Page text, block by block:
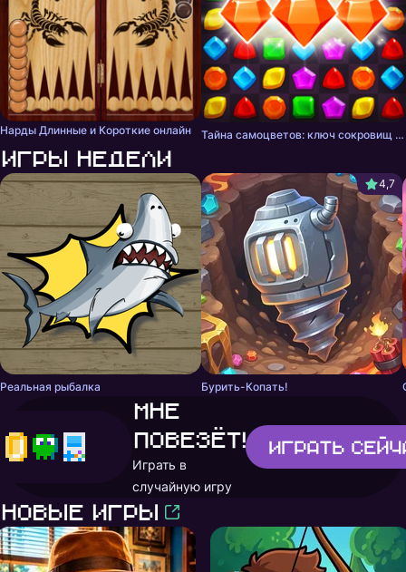
Нарды Длинные и Короткие онлайн Тайна самоцветов: ключ сокровищ - три в ряд
Игры недели
Реальная рыбалка
4,7
Бурить-Копать!
Мне
повезёт!
Играть в
случайную игру
Играть
Новые игры